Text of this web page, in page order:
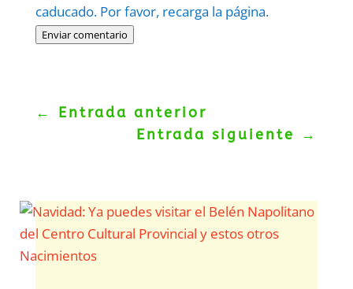
caducado. Por favor, recarga la página.
Enviar comentario
← Entrada anterior
Entrada siguiente
→